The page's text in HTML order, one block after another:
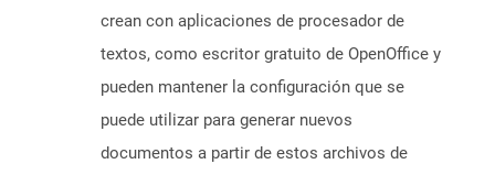
crean con aplicaciones de procesador de
textos, como escritor gratuito de OpenOffice y
pueden mantener la configuración que se
puede utilizar para generar nuevos
documentos a partir de estos archivos de